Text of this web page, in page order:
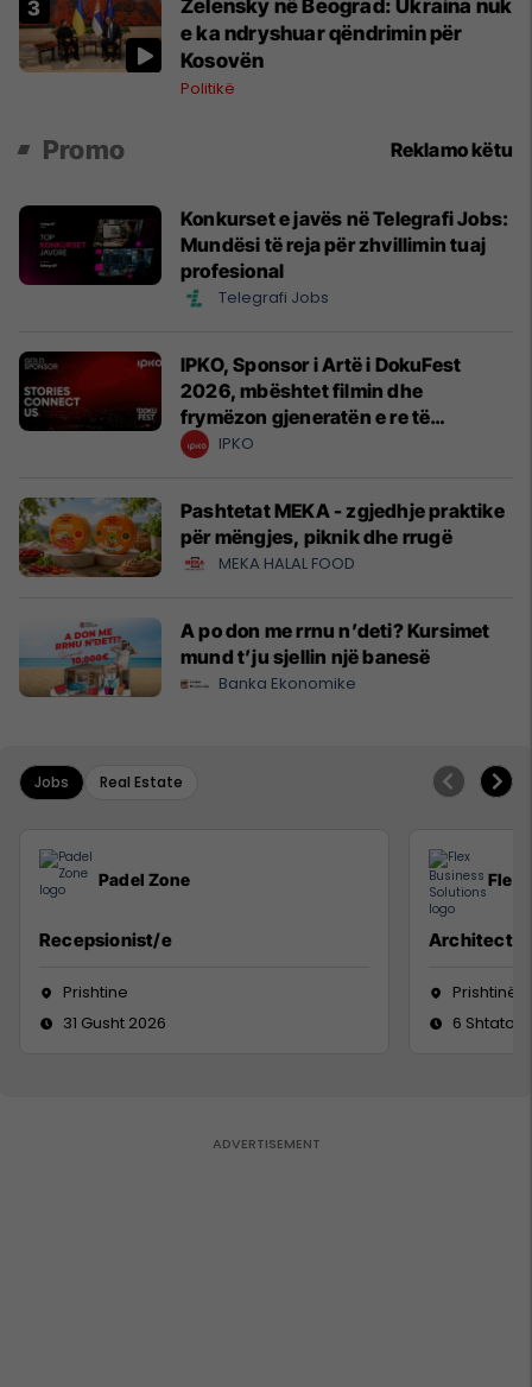
Zelensky në Beograd: Ukraina nuk
e ka ndryshuar qëndrimin për
Kosovën
Politikë
Promo Reklamo këtu
Konkurset e javës në Telegrafi Jobs:
Mundësi të reja për zhvillimin tuaj
profesional
Telegrafi Jobs
IPKO, Sponsor i Artë i DokuFest
2026, mbështet filmin dhe
frymëzon gjeneratën e re të
krijuesve
IPKO
Pashtetat MEKA - zgjedhje praktike
për mëngjes, piknik dhe rrugë
MEKA HALAL FOOD
A po don me rrnu n’deti? Kursimet
mund t’ju sjellin një banesë
Banka Ekonomike
Jobs Real Estate
Padel Zone
Recepsionist/e
Prishtine
31 Gusht 2026
Flex
Architect
Prishtinë
6 Shtator